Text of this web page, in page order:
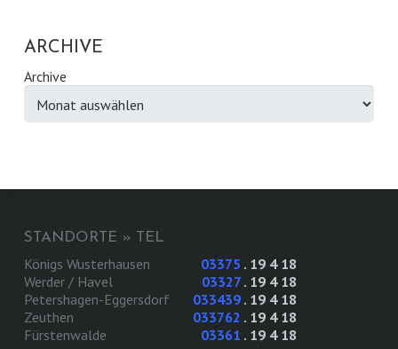
ARCHIVE
Archive
STANDORTE » TEL
Königs Wusterhausen 03375 . 19 4 18
Werder / Havel
03327. 19 4 18
Petershagen-Eggersdorf
033439. 19 4 18
Zeuthen
033762 . 19 4 18
Fürstenwalde
03361 . 19 4 18